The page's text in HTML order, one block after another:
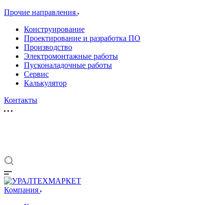
Прочие направления
Конструирование
Проектирование и разработка ПО
Производство
Электромонтажные работы
Пусконаладочные работы
Сервис
Калькулятор
Контакты
Компания